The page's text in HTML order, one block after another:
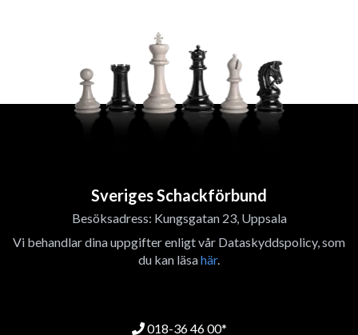
Sveriges Schackförbund
Besöksadress: Kungsgatan 23, Uppsala
Vi behandlar dina uppgifter enligt vår Dataskyddspolicy, som
du kan läsahär.
018-36 46 00*